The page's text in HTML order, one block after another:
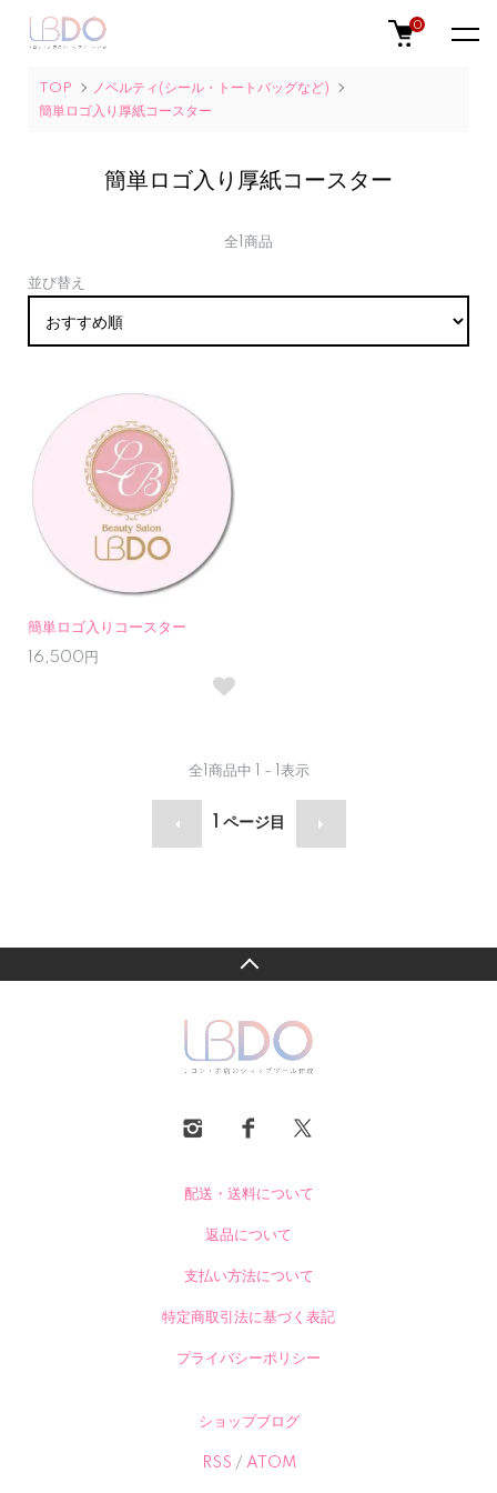
0
TOP
ノベルティ(シール・トートバッグなど)
簡単ロゴ入り厚紙コースター
簡単ロゴ入り厚紙コースター
全1商品
並び替え
簡単ロゴ入りコースター
16,500円
全 商品中 1 - 1 表示
ページ目
配送・送料について
返品について
支払い方法について
特定商取引法に基づく表記
プライバシーポリシー
ショップブログ
RSS / ATOM